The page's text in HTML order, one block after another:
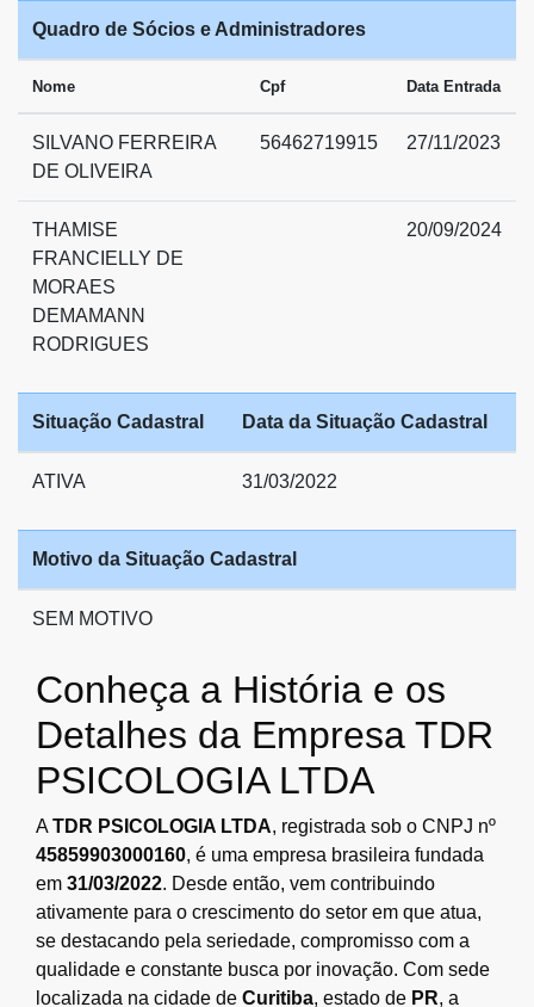
Quadro de Sócios e Administradores
Nome Cpf Data Entrada
SILVANO FERREIRA
DE OLIVEIRA
56462719915 27/11/2023
THAMISE
FRANCIELLY DE
MORAES
DEMAMANN
RODRIGUES
20/09/2024
Situação Cadastral Data da Situação Cadastral
ATIVA 31/03/2022
Motivo da Situação Cadastral
SEM MOTIVO
Conheça a História e os
Detalhes da Empresa TDR
PSICOLOGIA LTDA
ATDR PSICOLOGIA LTDA, registrada sob o CNPJ nº
45859903000160, é uma empresa brasileira fundada
em 31/03/2022. Desde então, vem contribuindo
ativamente para o crescimento do setor em que atua,
se destacando pela seriedade, compromisso com a
qualidade e constante busca por inovação. Com sede
localizada na cidade de Curitiba, estado de PR, a